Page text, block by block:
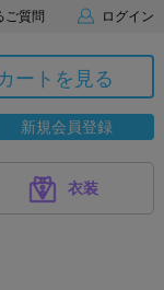
ご質問 ログイン
ートを見る
新規会員登録
衣装